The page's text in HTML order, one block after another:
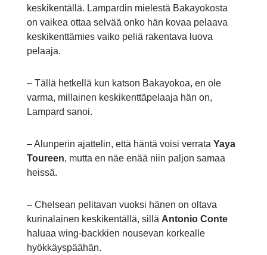
keskikentällä. Lampardin mielestä Bakayokosta
on vaikea ottaa selvää onko hän kovaa pelaava
keskikenttämies vaiko peliä rakentava luova
pelaaja.
– Tällä hetkellä kun katson Bakayokoa, en ole
varma, millainen keskikenttäpelaaja hän on,
Lampard sanoi.
– Alunperin ajattelin, että häntä voisi verrata Yaya
Toureen, mutta en näe enää niin paljon samaa
heissä.
– Chelsean pelitavan vuoksi hänen on oltava
kurinalainen keskikentällä, sillä Antonio Conte
haluaa wing-backkien nousevan korkealle
hyökkäyspäähän.